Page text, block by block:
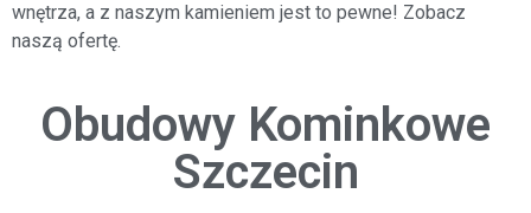
wnętrza, a z naszym kamieniem jest to pewne! Zobacz
naszą ofertę.
Obudowy Kominkowe
Szczecin